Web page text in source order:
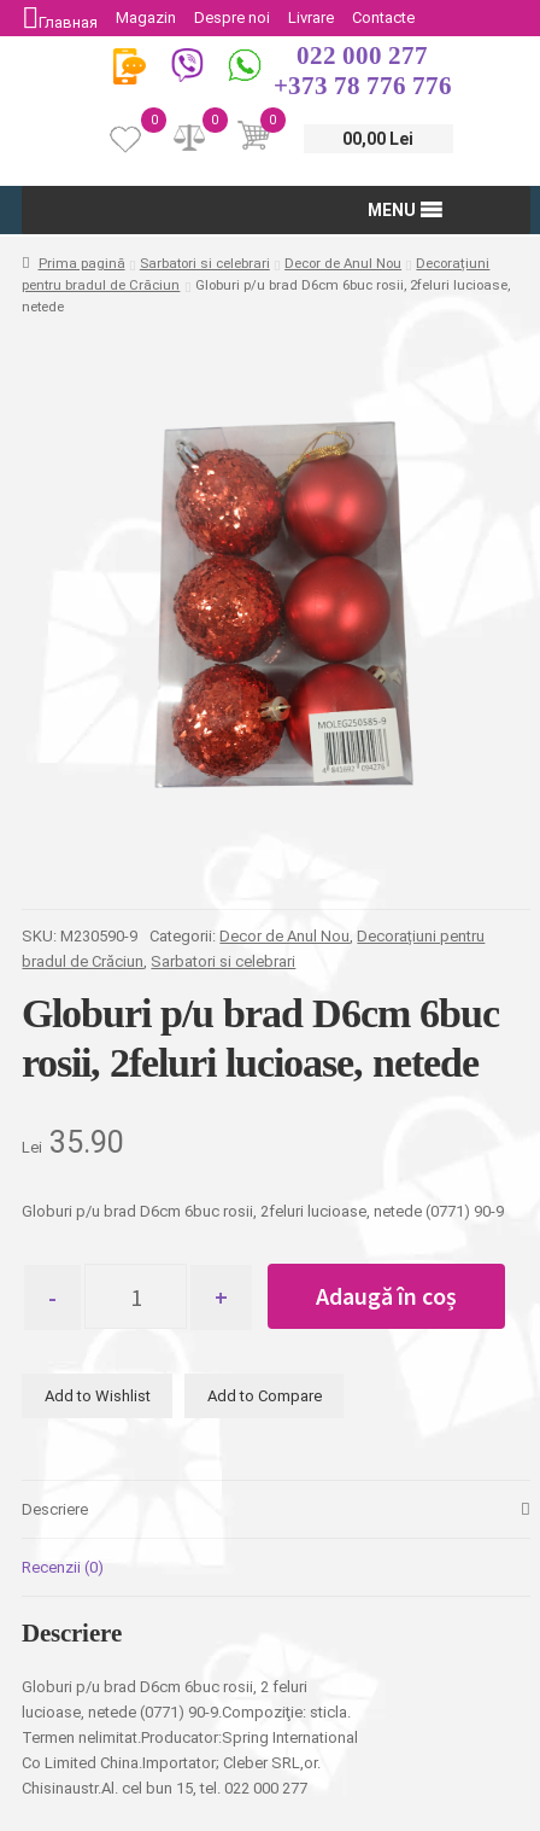
Главная Magazin Despre noi Livrare
Contacte
Protectia Consumatorului
Întoarcere
022 000 277
+373 78 776 776
0
00,00 Lei
0
0
MENU
Prima pagină Sarbatori si celebrari Decor de Anul Nou
Decorațiuni
pentru bradul de Crăciun
Globuri p/u brad D6cm 6buc rosii, 2feluri lucioase,
netede
SKU: M230590-9 Categorii:Decor de Anul Nou, Decorațiuni pentru
bradul de Crăciun, Sarbatori si celebrari
Globuri p/u brad D6cm 6buc
rosii, 2feluri lucioase, netede
Lei 35.90
Globuri p/u brad D6cm 6buc rosii, 2feluri lucioase, netede (0771) 90-9
Globuri
6buc
netede
Adaugă în coș
Add to Wishlist Add to Compare
Descriere
Recenzii (0)
Descriere
Globuri p/u brad D6cm 6buc rosii, 2 feluri
lucioase, netede (0771) 90-9.Compoziţie: sticla.
Termen nelimitat.Producator:Spring International
Co Limited China.Importator; Cleber SRL,or.
Chisinaustr.Al. cel bun 15, tel. 022 000 277